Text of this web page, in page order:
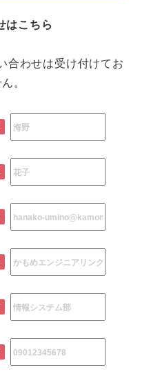
はこちら
合わせは受け付けてお
。